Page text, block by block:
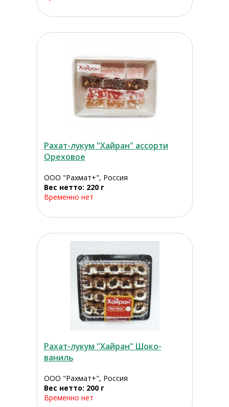
Рахат-лукум "Хайран" ассорти
Ореховое
ООО "Рахмат+", Россия
Вес нетто: 220 г
Временно нет
Рахат-лукум "Хайран" Шоко-
ваниль
ООО "Рахмат+", Россия
Вес нетто: 200 г
Временно нет